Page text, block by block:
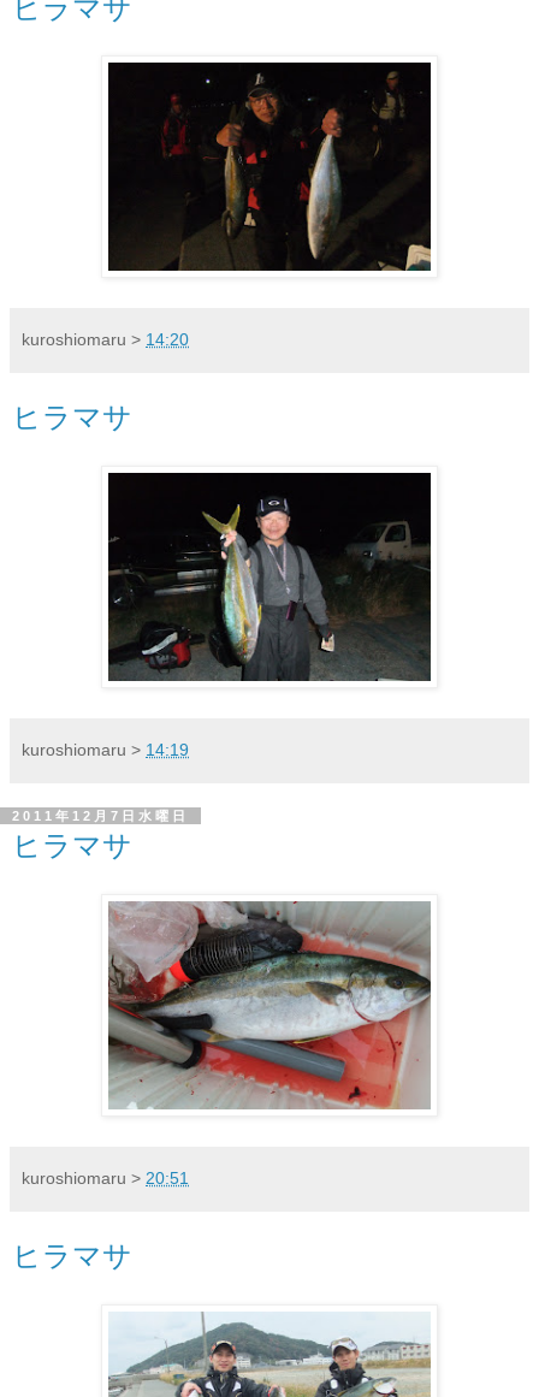
ヒラマサ
kuroshiomaru > 14:20
ヒラマサ
kuroshiomaru > 14:19
2011年12月7日水曜日
ヒラマサ
kuroshiomaru > 20:51
ヒラマサ